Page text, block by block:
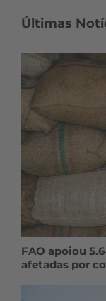
Últimas
FAO apoiou
afetadas por